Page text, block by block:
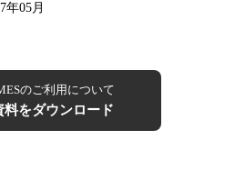
年05月
のご利用について
料をダウンロード